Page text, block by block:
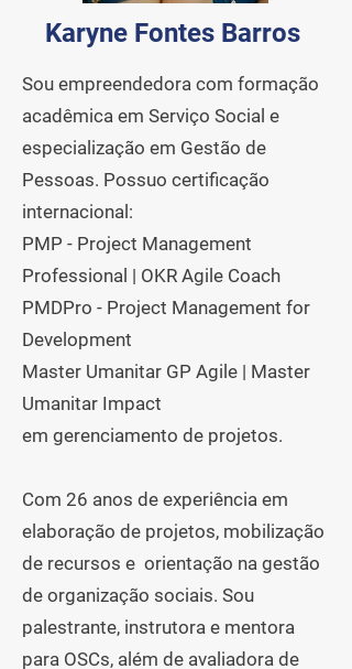
Karyne Fontes Barros
Sou empreendedora com formação
acadêmica em Serviço Social e
especialização em Gestão de
Pessoas. Possuo certificação
internacional:
PMP - Project Management
Professional | OKR Agile Coach
PMDPro - Project Management for
Development
Master Umanitar GP Agile | Master
Umanitar Impact
em gerenciamento de projetos.
Com 26 anos de experiência em
elaboração de projetos, mobilização
de recursos e orientação na gestão
de organização sociais. Sou
palestrante, instrutora e mentora
para OSCs, além de avaliadora de